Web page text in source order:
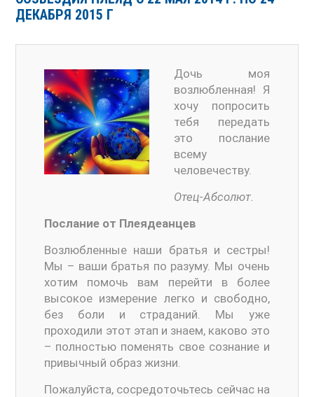
ДЕКАБРЯ 2015 Г
Дочь моя
возлюбленная! Я
хочу попросить
тебя передать
это послание
всему
человечеству.
Отец-Абсолют.
Послание от Плеядеанцев
Возлюбленные наши братья и сестры!
Мы – ваши братья по разуму. Мы очень
хотим помочь вам перейти в более
высокое измерение легко и свободно,
без боли и страданий. Мы уже
проходили этот этап и знаем, каково это
– полностью поменять свое сознание и
привычный образ жизни.
Пожалуйста, сосредоточьтесь сейчас на